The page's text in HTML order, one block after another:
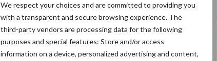
We respect your choices and are committed to providing you
with a transparent and secure browsing experience. The
third-party vendors are processing data for the following
purposes and special features: Store and/or access
information on a device, personalized advertising and content,